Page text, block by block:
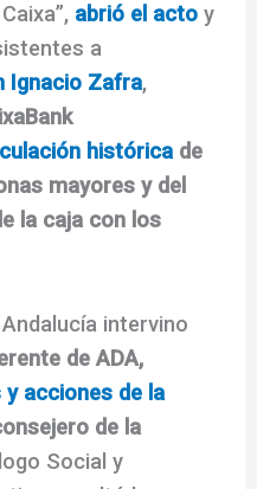
abrió el acto y
a
Ignacio Zafra,
históricade
mayores y del
la caja con los
intervino
de ADA,
acciones de la
de la
Social y